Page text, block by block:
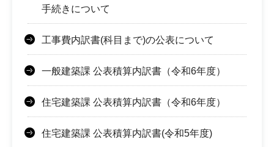
手続きについて
工事費内訳書(科目まで)の公表について
一般建築課 公表積算内訳書（令和6年度）
住宅建築課 公表積算内訳書（令和6年度）
住宅建築課 公表積算内訳書(令和5年度)